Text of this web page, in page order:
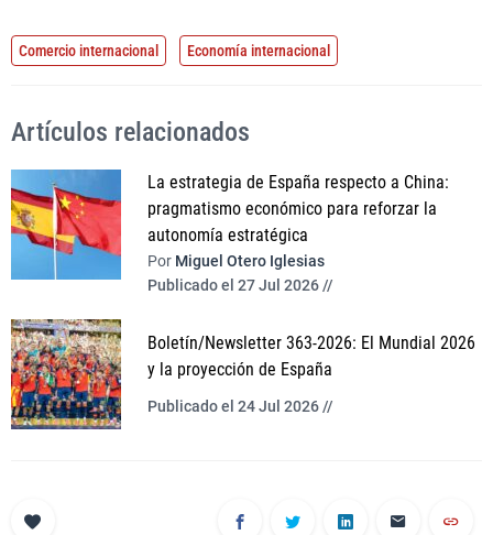
Comercio internacional Economía internacional
Artículos relacionados
La estrategia de España respecto a China:
pragmatismo económico para reforzar la
autonomía estratégica
Por Miguel Otero Iglesias
Publicado el 27 Jul 2026 //
Boletín/Newsletter 363-2026: El Mundial 2026
y la proyección de España
Publicado el 24 Jul 2026 //